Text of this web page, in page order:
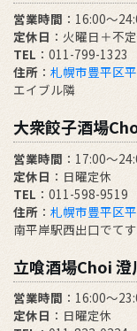
営業時間 ：16:00～
定休日 ：火曜日＋不
TEL ：011-799-1323
住所 ： 札幌市豊平区
エイブル隣
大衆餃子酒場
営業時間 ：17:00～
定休日 ：日曜定休
TEL ：011-598-9519
住所 ： 札幌市豊平区
南平岸駅西出口でて
立喰酒場Choi 澄
営業時間 ：16:00～
定休日 ：日曜定休